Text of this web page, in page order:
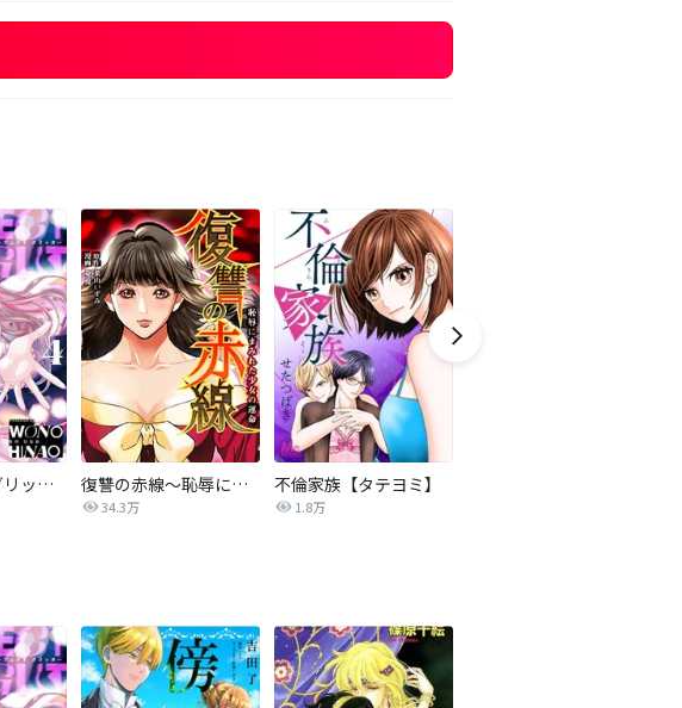
パーフェクトグリッター 復讐の赤線～恥辱にまみれた少女の運命～【タテヨミ】
34.3万
不倫家族【タテヨミ】
1.8万